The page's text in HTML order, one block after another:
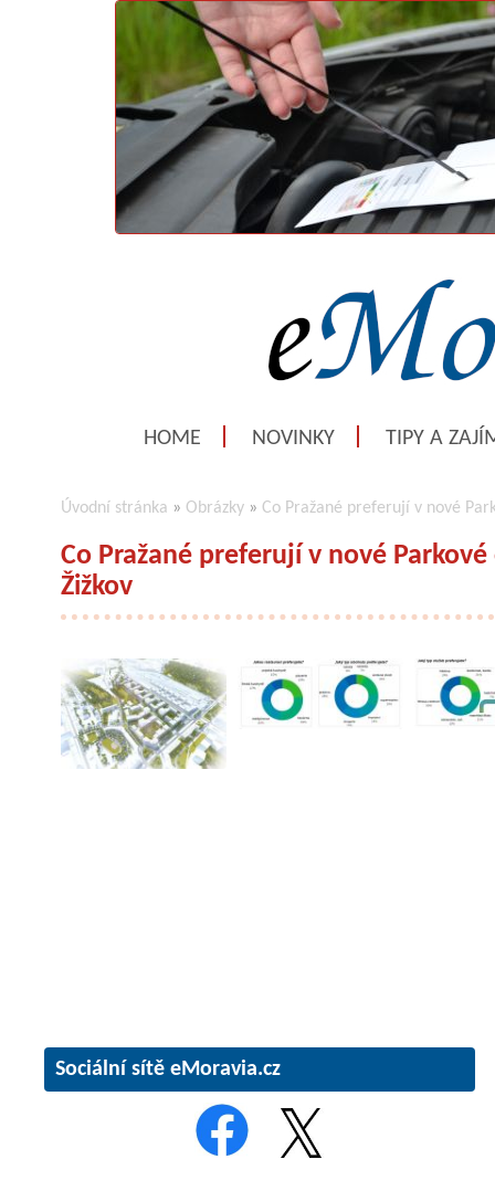
HOME NOVINKY TIPY A
Úvodní stránka » Obrázky » Co Pražané preferují v nové
Co Pražané preferují v nové
Žižkov
Sociální sítě eMoravia.cz